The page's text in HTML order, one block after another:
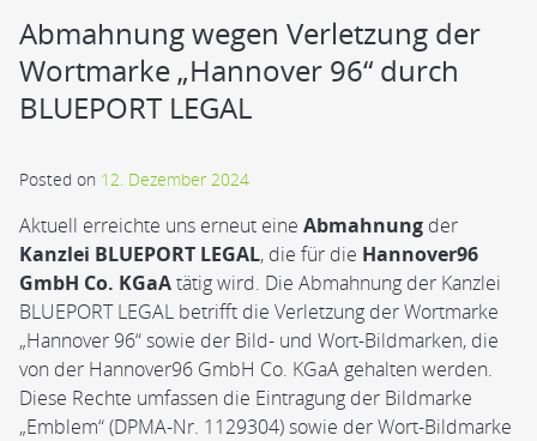
Abmahnung wegen Verletzung der
Wortmarke „Hannover 96“ durch
BLUEPORT LEGAL
Posted on 12. Dezember 2024
Aktuell erreichte uns erneut eine Abmahnung der
Kanzlei BLUEPORT LEGAL, die für die Hannover96
GmbH Co. KGaAtätig wird. Die Abmahnung der Kanzlei
BLUEPORT LEGAL betrifft die Verletzung der Wortmarke
„Hannover 96“ sowie der Bild- und Wort-Bildmarken, die
von der Hannover96 GmbH Co. KGaA gehalten werden.
Diese Rechte umfassen die Eintragung der Bildmarke
„Emblem“ (DPMA-Nr. 1129304) sowie der Wort-Bildmarke